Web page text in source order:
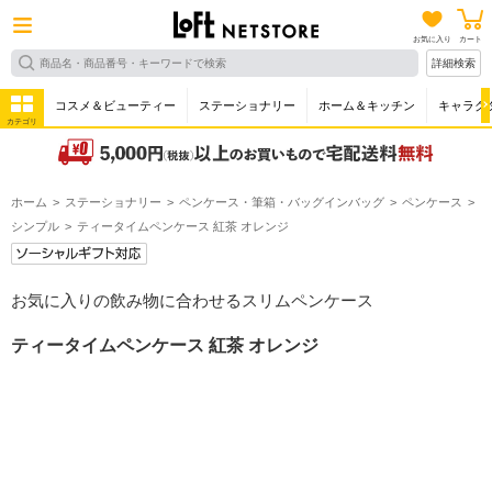
お気に入り カート
詳細検索
カテゴリ
コスメ＆ビューティー ステーショナリー ホーム＆キッチン キャラク
ホーム ステーショナリー ペンケース・筆箱・バッグインバッグ
ペンケース
シンプル
ティータイムペンケース 紅茶 オレンジ
お気に入りの飲み物に合わせるスリムペンケース
ティータイムペンケース 紅茶 オレンジ